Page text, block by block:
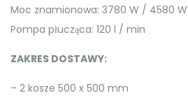
Moc znamionowa: 3780 W / 4580 W
Pompa płucząca: 120 l / min
ZAKRES DOSTAWY:
– 2 kosze 500 x 500 mm